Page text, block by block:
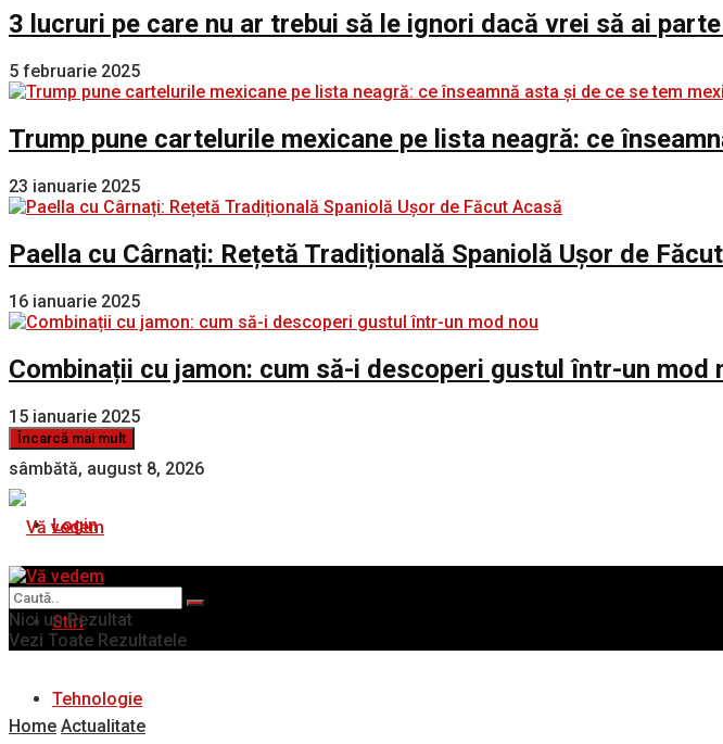
3 lucruri pe care nu ar trebui să le ignori dacă vrei să ai
5 februarie 2025
Trump pune cartelurile mexicane pe lista neagră: ce
23 ianuarie 2025
Paella cu Cârnați: Rețetă Tradițională Spaniolă Ușor de
16 ianuarie 2025
Combinații cu jamon: cum să-i descoperi gustul într-un mod
15 ianuarie 2025
Încarcă mai mult
sâmbătă, august 8, 2026
Login
Stiri
Tehnologie
Nici un Rezultat
Vezi Toate Rezultatele
Home Actualitate